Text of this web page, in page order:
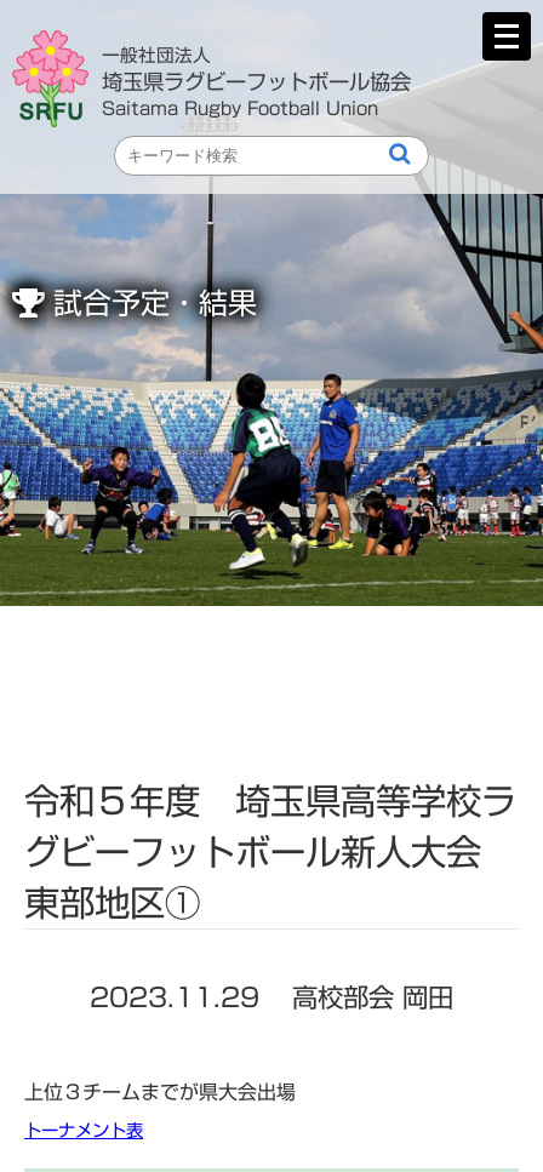
一般社団法人
埼玉県ラグビーフットボール協会
Saitama Rugby Football Union
メ
ニ
く
試合予定・結果
令和５年度 埼玉県高等学校ラ
グビーフットボール新人大会
東部地区①
2023.11.29 高校部会 岡田
上位３チームまでが県大会出場
トーナメント表